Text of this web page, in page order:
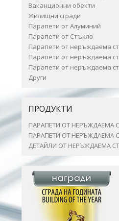
Ваканционни обекти
Жилищни сгради
Парапети от Алуминий
Парапети от Стъкло
Парапети от неръждаема
Парапети от неръждаема
Парапети от неръждаема
Други
ПРОДУКТИ
ПАРАПЕТИ ОТ НЕРЪЖДАЕМА
ПАРАПЕТИ ОТ НЕРЪЖДАЕМА
ДЕТАЙЛИ ОТ НЕРЪЖДАЕМА